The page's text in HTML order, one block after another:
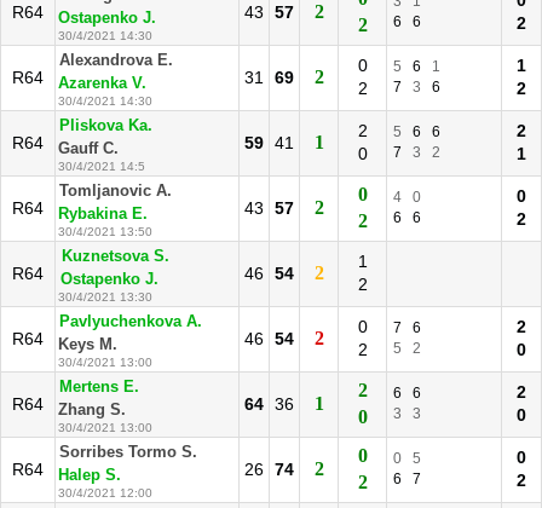
R64
Ostapenko J.
30/4/2021 14:30
43 57 2
2
6
6
2
R64
Alexandrova E.
Azarenka V.
30/4/2021 14:30
31 69 2
0
2
5 6
1
7
3 6
1
2
R64
Pliskova Ka.
Gauff C.
30/4/2021 14:5
59 41 1
2
0
5 6
6
7
3 2
2
1
R64
Tomljanovic A.
Rybakina E.
30/4/2021 13:50
43 57 2
0
2
4
0
6
6
0
2
R64
Kuznetsova S.
Ostapenko J.
30/4/2021 13:30
46 54 2
1
2
R64
Pavlyuchenkova A.
Keys M.
30/4/2021 13:00
46 54 2
0
2
7
6
5
2
2
0
R64
Mertens E.
Zhang S.
30/4/2021 13:00
64 36 1
2
0
6
6
3
3
2
0
R64
Sorribes Tormo S.
Halep S.
30/4/2021 12:00
26 74 2
0
2
0
5
6
7
0
2